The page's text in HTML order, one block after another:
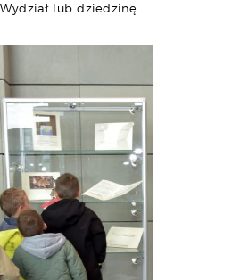
lub dziedzinę